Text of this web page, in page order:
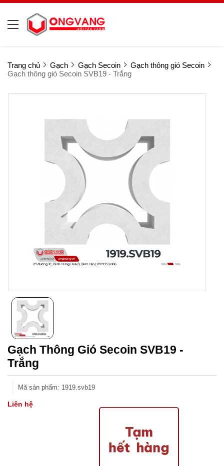
Trang chủ Gạch Gạch Secoin
Gạch thông gió Secoin
Gạch thông gió Secoin SVB19 - Trắng
Gạch Thông Gió Secoin SVB19 -
Trắng
Mã sản phẩm: 1919.svb19
Liên hệ